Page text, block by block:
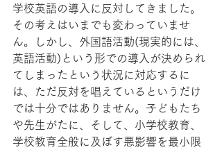
学校英語の導入に反対してきました。
その考えはいまでも変わっていませ
ん。しかし、外国語活動(現実的には、
英語活動)という形での導入が決められ
てしまったという状況に対応するに
は、ただ反対を唱えているというだけ
では十分ではありません。子どもたち
や先生がたに、そして、小学校教育、
学校教育全般に及ぼす悪影響を最小限